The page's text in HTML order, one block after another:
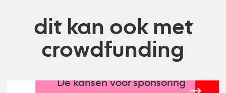
dit kan ook met
crowdfunding
De kansen voor sponsoring